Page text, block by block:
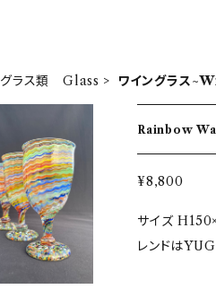
グラス類 Glass ワイングラス
Rainbow
¥8,800
サイズ
レンドは